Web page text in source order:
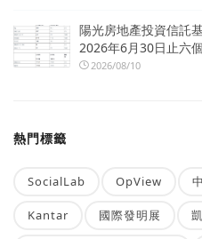
陽光房地產投資信託
2026年6月30日止六
2026/08/10
熱門標籤
SocialLab OpView
Kantar 國際發明展